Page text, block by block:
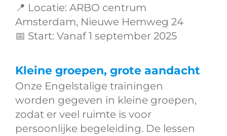
📍 Locatie: ARBO centrum
Amsterdam, Nieuwe Hemweg 24
📅 Start: Vanaf 1 september 2025
Kleine groepen, grote aandacht
Onze Engelstalige trainingen
worden gegeven in kleine groepen,
zodat er veel ruimte is voor
persoonlijke begeleiding. De lessen